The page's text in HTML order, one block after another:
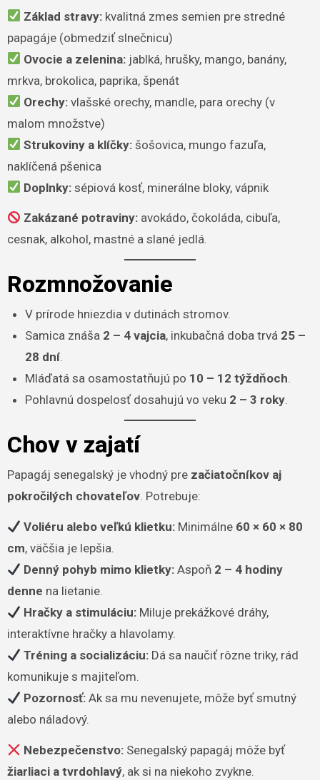
Základ stravy:kvalitná zmes semien pre stredné
papagáje (obmedziť slnečnicu)
Ovocie a zelenina:jablká, hrušky, mango, banány,
mrkva, brokolica, paprika, špenát
Orechy:vlašské orechy, mandle, para orechy (v
malom množstve)
Strukoviny a klíčky:šošovica, mungo fazuľa,
naklíčená pšenica
Doplnky:sépiová kosť, minerálne bloky, vápnik
Zakázané potraviny:avokádo, čokoláda, cibuľa,
cesnak, alkohol, mastné a slané jedlá.
Rozmnožovanie
V prírode hniezdia v dutinách stromov.
Samica znáša 2 – 4 vajcia, inkubačná doba trvá 25 –
28 dní.
Mláďatá sa osamostatňujú po 10 – 12 týždňoch.
Pohlavnú dospelosť dosahujú vo veku 2 – 3 roky.
Chov v zajatí
Papagáj senegalský je vhodný pre začiatočníkov aj
pokročilých chovateľov. Potrebuje:
Voliéru alebo veľkú klietku:Minimálne 60 × 60 × 80
cm, väčšia je lepšia.
Denný pohyb mimo klietky:Aspoň 2 – 4 hodiny
denne na lietanie.
Hračky a stimuláciu:Miluje prekážkové dráhy,
interaktívne hračky a hlavolamy.
Tréning a socializáciu:Dá sa naučiť rôzne triky, rád
komunikuje s majiteľom.
Pozornosť:Ak sa mu nevenujete, môže byť smutný
alebo náladový.
Nebezpečenstvo:Senegalský papagáj môže byť
žiarliaci a tvrdohlavý, ak si na niekoho zvykne.